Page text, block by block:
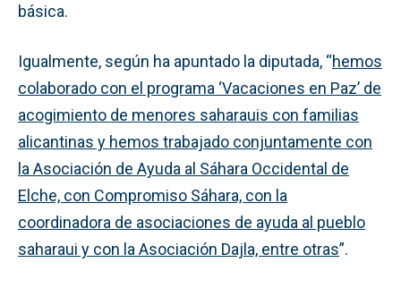
básica.
Igualmente, según ha apuntado la diputada, “hemos
colaborado con el programa ‘Vacaciones en Paz’ de
acogimiento de menores saharauis con familias
alicantinas y hemos trabajado conjuntamente con
la Asociación de Ayuda al Sáhara Occidental de
Elche, con Compromiso Sáhara, con la
coordinadora de asociaciones de ayuda al pueblo
saharaui y con la Asociación Dajla, entre otras”.